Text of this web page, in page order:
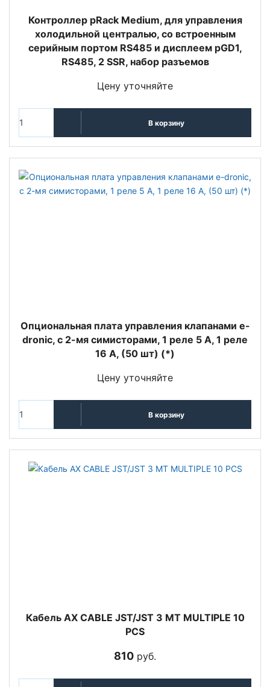
Контроллер pRack Medium, для управления
холодильной централью, со встроенным
серийным портом RS485 и дисплеем pGD1,
RS485, 2 SSR, набор разъемов
Цену уточняйте
В корзину
Опциональная плата управления клапанами e-
dronic, с 2-мя симисторами, 1 реле 5 A, 1 реле
16 A, (50 шт) (*)
Цену уточняйте
В корзину
Кабель AX CABLE JST/JST 3 MT MULTIPLE 10
PCS
810 руб.